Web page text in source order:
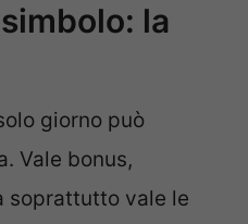
la
giorno può
Vale bonus,
soprattutto vale le